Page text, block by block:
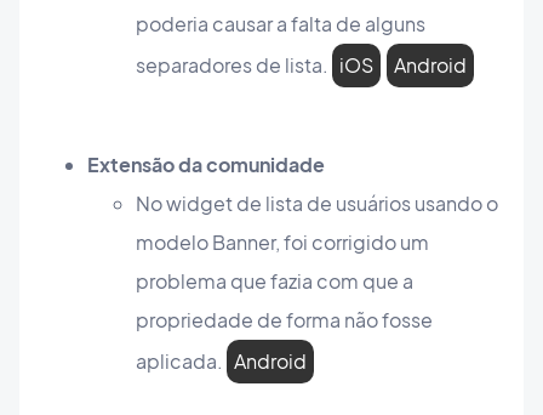
poderia causar a falta de alguns
separadores de lista. iOS Android
Extensão da comunidade
No widget de lista de usuários usando o
modelo Banner, foi corrigido um
problema que fazia com que a
propriedade de forma não fosse
aplicada. Android